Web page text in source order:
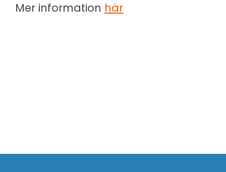
Mer information här